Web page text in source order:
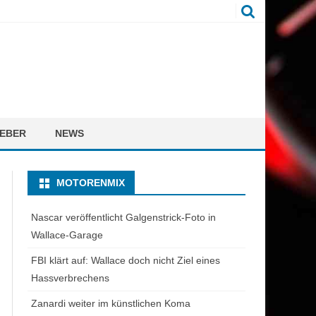
NEWS
MOTORENMIX
Nascar veröffentlicht Galgenstrick-Foto in
Wallace-Garage
FBI klärt auf: Wallace doch nicht Ziel eines
Hassverbrechens
Zanardi weiter im künstlichen Koma